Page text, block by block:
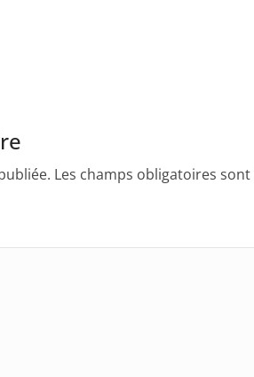
Les champs obligatoires